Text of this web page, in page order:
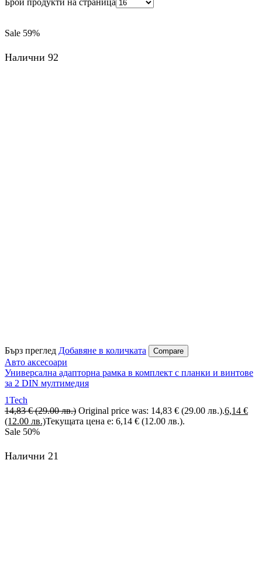
Sale 59%
Налични 92
Бърз преглед Добавяне в количката Compare
Авто аксесоари
Универсална адапторна рамка в комплект с планки и винтове
за 2 DIN мултимедия
1Tech
14,83€ (29.00 лв.) Original price was: 14,83 € (29.00 лв.).6,14 €
(12.00 лв.)Текущата цена е: 6,14 € (12.00 лв.).
Sale 50%
Налични 21